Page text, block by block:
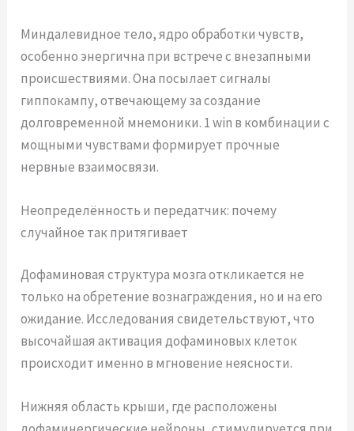
Миндалевидное тело, ядро обработки чувств,
особенно энергична при встрече с внезапными
происшествиями. Она посылает сигналы
гиппокампу, отвечающему за создание
долговременной мнемоники. 1 win в комбинации с
мощными чувствами формирует прочные
нервные взаимосвязи.
Неопределённость и передатчик: почему
случайное так притягивает
Дофаминовая структура мозга откликается не
только на обретение вознаграждения, но и на его
ожидание. Исследования свидетельствуют, что
высочайшая активация дофаминовых клеток
происходит именно в мгновение неясности.
Нижняя область крыши, где расположены